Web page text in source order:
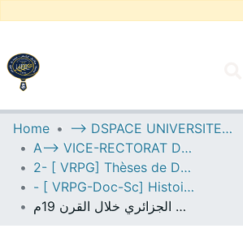
UNIVERSITY OF D.L SIDI BEL
Communities & Collections
All of DSpace
Statistics
Home
--> DSPACE UNIVERSITE DJILALLI LIABES DE SIDI BEL ABBES
A--> VICE-RECTORAT DE LA POST-GRADUATION
2- [ VRPG] Thèses de Doctorat en Sciences
- [ VRPG-Doc-Sc] Histoire --- تاريخ
السياسة الفرنسية ودور المستكشفين في التوغل في الجنوب الجزائري خلال القرن 19م